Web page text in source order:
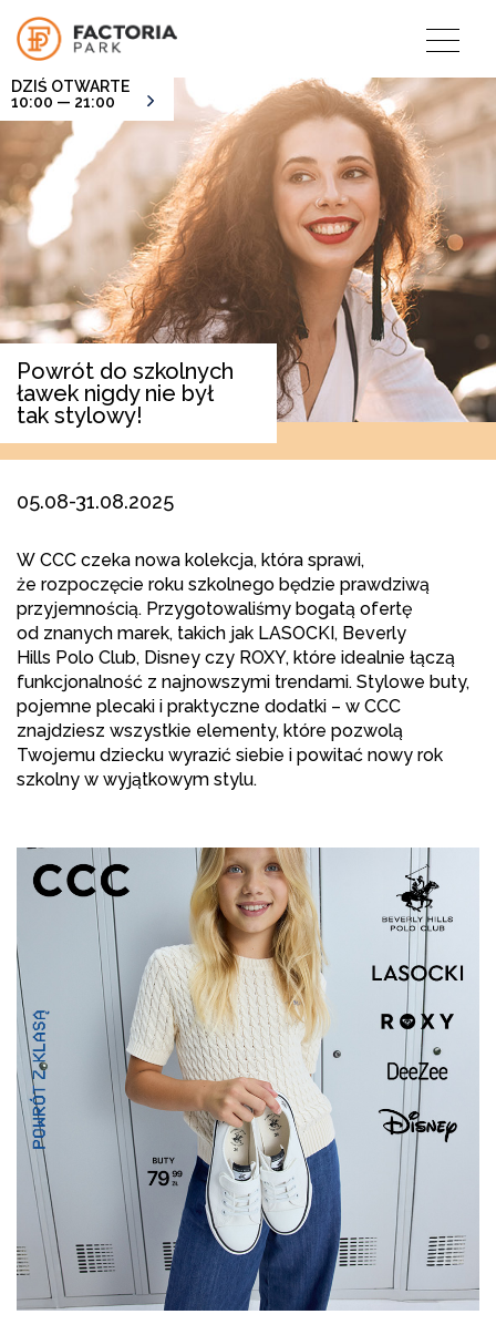
DZIŚ OTWARTE
10:00 — 21:00
Powrót do szkolnych
ławek nigdy nie był
tak stylowy!
05.08-31.08.2025
W CCC czeka nowa kolekcja, która sprawi,
że rozpoczęcie roku szkolnego będzie prawdziwą
przyjemnością. Przygotowaliśmy bogatą ofertę
od znanych marek, takich jak LASOCKI, Beverly
Hills Polo Club, Disney czy ROXY, które idealnie łączą
funkcjonalność z najnowszymi trendami. Stylowe buty,
pojemne plecaki i praktyczne dodatki – w CCC
znajdziesz wszystkie elementy, które pozwolą
Twojemu dziecku wyrazić siebie i powitać nowy rok
szkolny w wyjątkowym stylu.